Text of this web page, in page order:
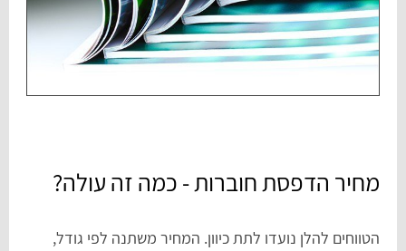
מחיר הדפסת חוברות - כמה זה עולה?
הטווחים להלן נועדו לתת כיוון. המחיר משתנה לפי גודל,